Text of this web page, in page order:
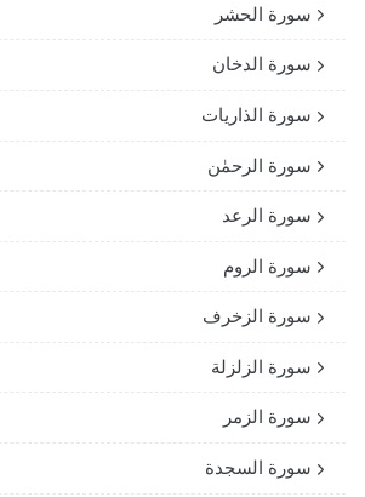
سورة الحشر
سورة الدخان
سورة الذاريات
سورة الرحمٰن
سورة الرعد
سورة الروم
سورة الزخرف
سورة الزلزلة
سورة الزمر
سورة السجدة